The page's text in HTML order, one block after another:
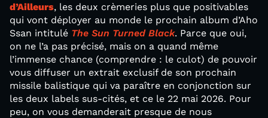
d’Ailleurs, les deux crèmeries plus que positivables
qui vont déployer au monde le prochain album d’Aho
Ssan intitulé The Sun Turned Black. Parce que oui,
on ne l’a pas précisé, mais on a quand même
l’immense chance (comprendre : le culot) de pouvoir
vous diffuser un extrait exclusif de son prochain
missile balistique qui va paraître en conjonction sur
les deux labels sus-cités, et ce le 22 mai 2026. Pour
peu, on vous demanderait presque de nous